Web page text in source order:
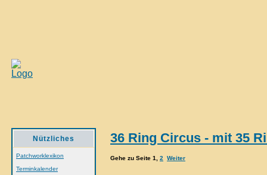
Nützliches
Patchworklexikon
Terminkalender
36 Ring Circus - mit 35
Gehe zu Seite 1 2 Weiter